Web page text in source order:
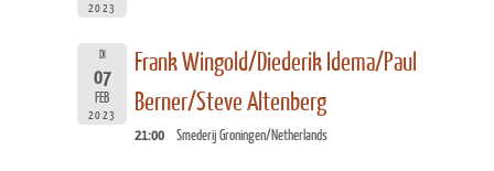
2023
DI
07
FEB
2023
Frank Wingold/Diederik Idema/Paul
Berner/Steve Altenberg
21:00 Smederij Groningen/Netherlands